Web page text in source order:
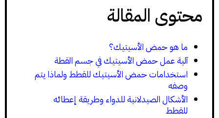
محتوى المقالة
ما هو حمض الأسيتيك؟
آلية عمل حمض الأسيتيك في جسم القطة
استخدامات حمض الأسيتيك للقطط ولماذا يتم
وصفه
الأشكال الصيدلانية للدواء وطريقة إعطائه
للقطط